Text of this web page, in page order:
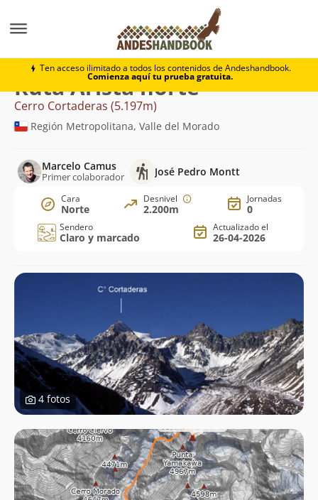
Ten acceso ilimitado a todos los contenidos de Andeshandbook.
Comienza aquí tu prueba gratuita.
Cerro Cortaderas Arista norte
Ruta Arista norte
Cerro Cortaderas (5.197m)
Región Metropolitana, Valle del Morado
Marcelo Camus
Primer colaborador José Pedro Montt
Cara
Norte
Desnivel
2.200m
Jornadas
0
Sendero
Claro y marcado
Actualizado el
26-04-2026
4 fotos